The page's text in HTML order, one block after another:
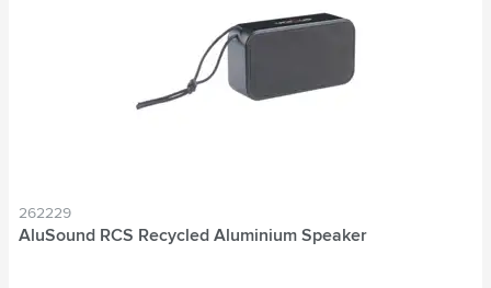
262229
AluSound RCS Recycled Aluminium Speaker